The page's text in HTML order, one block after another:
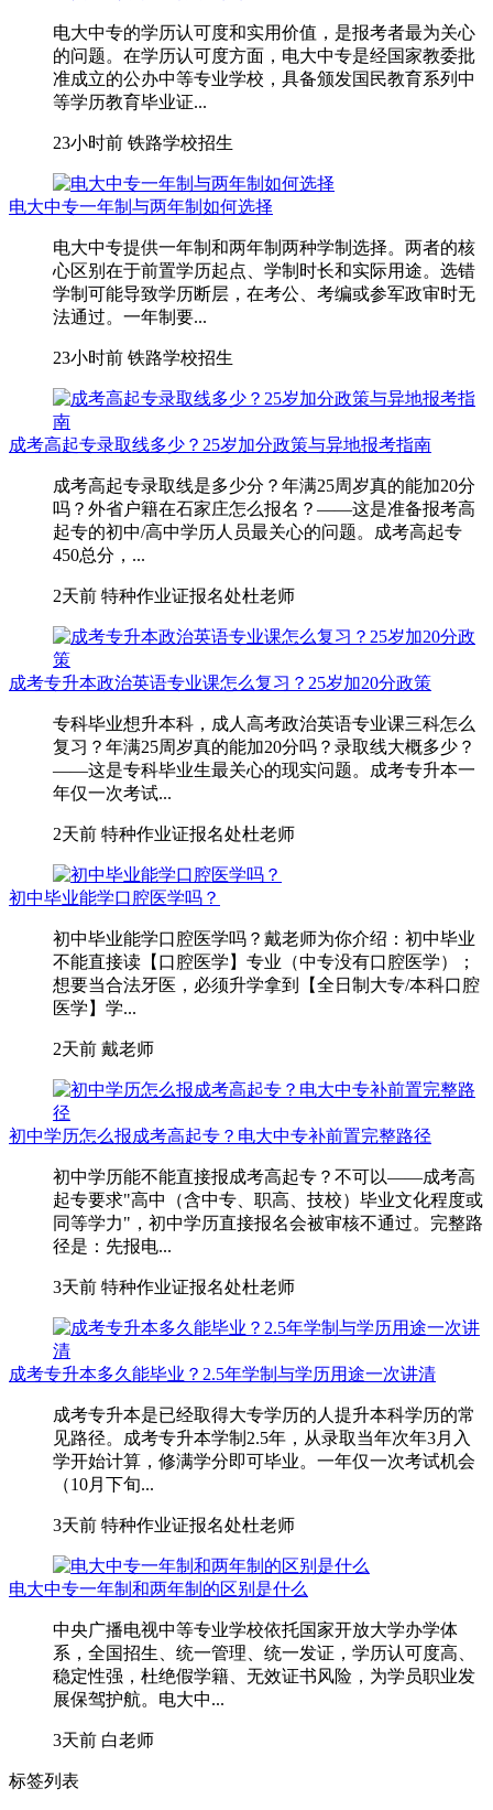
电大中专的学历认可度和实用价值，是报考者最为关心
的问题。在学历认可度方面，电大中专是经国家教委批
准成立的公办中等专业学校，具备颁发国民教育系列中
等学历教育毕业证...
23小时前 铁路学校招生
电大中专一年制与两年制如何选择
电大中专提供一年制和两年制两种学制选择。两者的核
心区别在于前置学历起点、学制时长和实际用途。选错
学制可能导致学历断层，在考公、考编或参军政审时无
法通过。一年制要...
23小时前 铁路学校招生
成考高起专录取线多少？25岁加分政策与异地报考指南
成考高起专录取线是多少分？年满25周岁真的能加20分
吗？外省户籍在石家庄怎么报名？——这是准备报考高
起专的初中/高中学历人员最关心的问题。成考高起专
450总分，...
2天前 特种作业证报名处杜老师
成考专升本政治英语专业课怎么复习？25岁加20分政策
专科毕业想升本科，成人高考政治英语专业课三科怎么
复习？年满25周岁真的能加20分吗？录取线大概多少？
——这是专科毕业生最关心的现实问题。成考专升本一
年仅一次考试...
2天前 特种作业证报名处杜老师
初中毕业能学口腔医学吗？
初中毕业能学口腔医学吗？戴老师为你介绍：初中毕业
不能直接读【口腔医学】专业（中专没有口腔医学）；
想要当合法牙医，必须升学拿到【全日制大专/本科口腔
医学】学...
2天前 戴老师
初中学历怎么报成考高起专？电大中专补前置完整路径
初中学历能不能直接报成考高起专？不可以——成考高
起专要求"高中（含中专、职高、技校）毕业文化程度或
同等学力"，初中学历直接报名会被审核不通过。完整路
径是：先报电...
3天前 特种作业证报名处杜老师
成考专升本多久能毕业？2.5年学制与学历用途一次讲清
成考专升本是已经取得大专学历的人提升本科学历的常
见路径。成考专升本学制2.5年，从录取当年次年3月入
学开始计算，修满学分即可毕业。一年仅一次考试机会
（10月下旬...
3天前 特种作业证报名处杜老师
电大中专一年制和两年制的区别是什么
中央广播电视中等专业学校依托国家开放大学办学体
系，全国招生、统一管理、统一发证，学历认可度高、
稳定性强，杜绝假学籍、无效证书风险，为学员职业发
展保驾护航。电大中...
3天前 白老师
标签列表